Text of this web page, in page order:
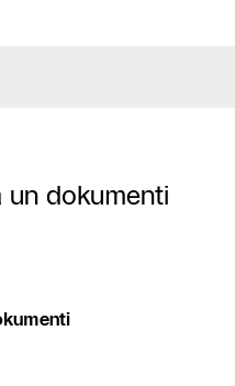
un dokumenti